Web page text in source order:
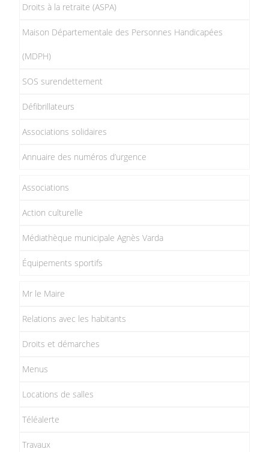
Droits à la retraite (ASPA)
Maison Départementale des Personnes Handicapées
(MDPH)
SOS surendettement
Défibrillateurs
Associations solidaires
Annuaire des numéros d’urgence
Associations
Action culturelle
Médiathèque municipale Agnès Varda
Équipements sportifs
Mr le Maire
Relations avec les habitants
Droits et démarches
Menus
Locations de salles
Téléalerte
Travaux